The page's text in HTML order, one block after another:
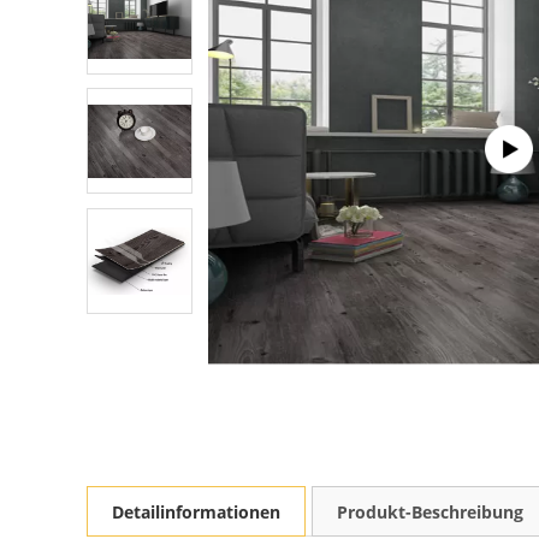
Detailinformationen Produkt-Beschreibung